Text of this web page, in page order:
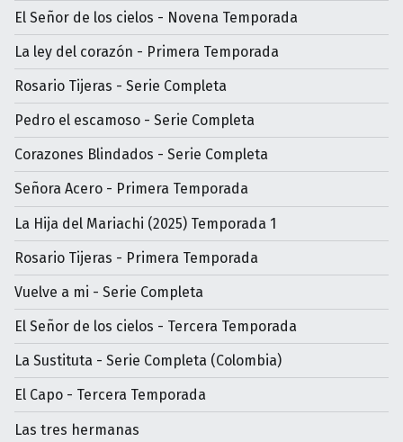
El Señor de los cielos - Novena Temporada
La ley del corazón - Primera Temporada
Rosario Tijeras - Serie Completa
Pedro el escamoso - Serie Completa
Corazones Blindados - Serie Completa
Señora Acero - Primera Temporada
La Hija del Mariachi (2025) Temporada 1
Rosario Tijeras - Primera Temporada
Vuelve a mi - Serie Completa
El Señor de los cielos - Tercera Temporada
La Sustituta - Serie Completa (Colombia)
El Capo - Tercera Temporada
Las tres hermanas